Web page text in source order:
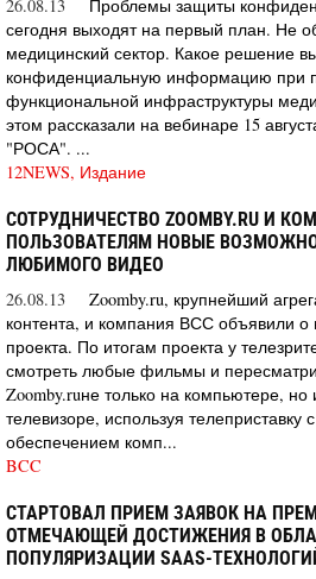
26.08.13
Проблемы защиты
сегодня выходят на первый план. Не
медицинский сектор. Какое решение
конфиденциальную информацию при
функциональной инфраструктуры
этом рассказали на вебинаре 15
"РОСА". ...
12NEWS, Издание
СОТРУДНИЧЕСТВО ZOOMBY.RU И
ПОЛЬЗОВАТЕЛЯМ НОВЫЕ
ЛЮБИМОГО ВИДЕО
26.08.13
Zoomby.ru, крупнейший
контента, и компания ВСС объявили о
проекта. По итогам проекта у
смотреть любые фильмы и
Zoomby.ruне только на компьютере,
телевизоре, используя
обеспечением комп...
BCC
СТАРТОВАЛ ПРИЕМ ЗАЯВОК НА
ОТМЕЧАЮЩЕЙ ДОСТИЖЕНИЯ В
ПОПУЛЯРИЗАЦИИ SAAS-